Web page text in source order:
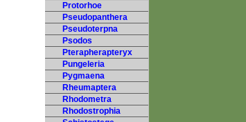
Protorhoe
Pseudopanthera
Pseudoterpna
Psodos
Pterapherapteryx
Pungeleria
Pygmaena
Rheumaptera
Rhodometra
Rhodostrophia